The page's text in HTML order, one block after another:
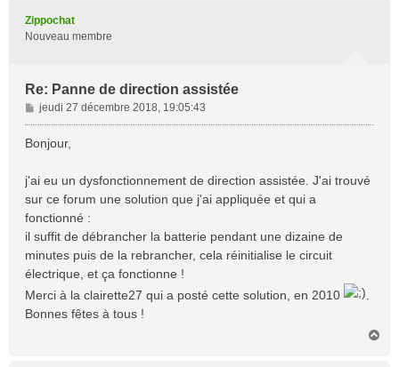
Zippochat
Nouveau membre
Re: Panne de direction assistée
M
e
s
g
e
jeudi 27 décembre 2018, 19:05:43
Bonjour,
j'ai eu un dysfonctionnement de direction assistée. J'ai trouvé
sur ce forum une solution que j'ai appliquée et qui a
fonctionné :
il suffit de débrancher la batterie pendant une dizaine de
minutes puis de la rebrancher, cela réinitialise le circuit
électrique, et ça fonctionne !
Merci à la clairette27 qui a posté cette solution, en 2010
Bonnes fêtes à tous !